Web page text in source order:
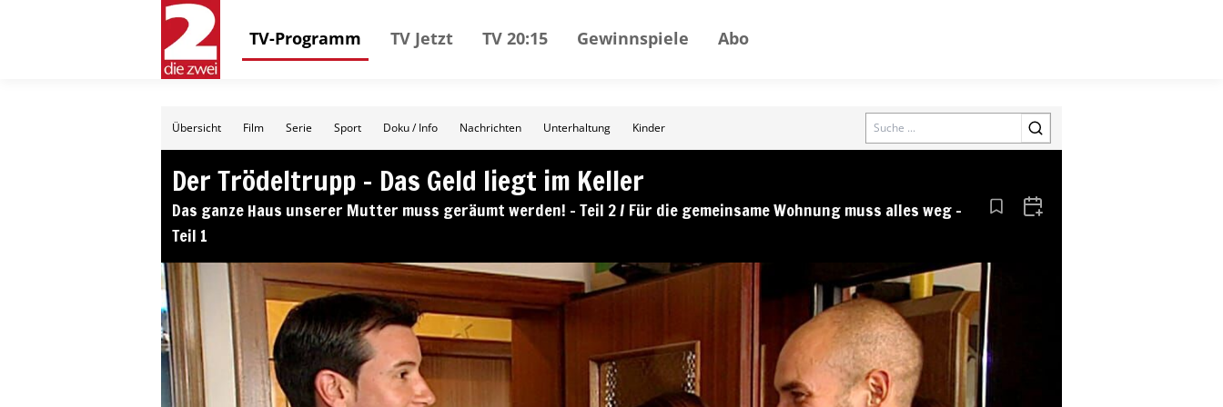
TV-Programm TV Jetzt TV 20:15 Gewinnspiele Abo
Übersicht Film Serie Sport Doku / Info Nachrichten Unterhaltung Kinder Search
Der Trödeltrupp – Das Geld liegt im Keller
Das ganze Haus unserer Mutter muss geräumt werden! – Teil 2 / Für die gemeinsame Wohnung muss alles weg –
Teil 1
Aus den Lesezeichen entfernen
Zum Kalender hinzufügen